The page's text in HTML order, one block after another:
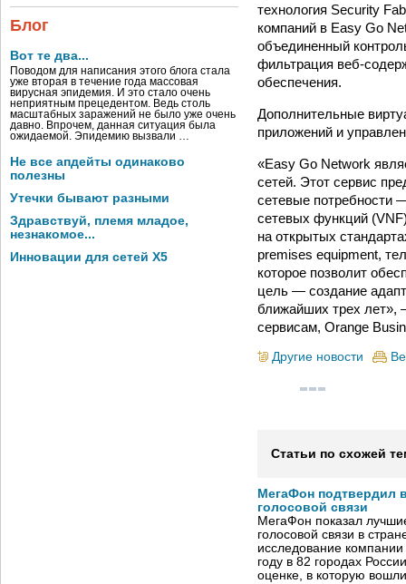
Блог
Вот те два...
Поводом для написания этого блога стала
уже вторая в течение года массовая
вирусная эпидемия. И это стало очень
неприятным прецедентом. Ведь столь
масштабных заражений не было уже очень
давно. Впрочем, данная ситуация была
ожидаемой. Эпидемию вызвали …
Не все апдейты одинаково
полезны
Утечки бывают разными
Здравствуй, племя младое,
незнакомое...
Инновации для сетей X5
технология Security
компаний в Easy Go
объединенный
фильтрация веб-
обеспечения.
Дополнительные
приложений и
«Easy Go Network
сетей. Этот сервис
сетевые потребности
сетевых функций
на открытых
premises equipment,
которое позволит
цель — создание
ближайших трех лет»,
сервисам, Orange
Другие новости
Статьи по схожей
МегаФон подтвердил
голосовой связи
МегаФон показал
голосовой связи в
исследование
году в 82 городах
оценке, в которую